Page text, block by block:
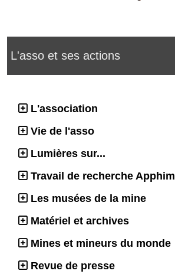
L'asso et ses actions
L'association
Vie de l'asso
Lumières sur...
Travail de recherche Apphim
Les musées de la mine
Matériel et archives
Mines et mineurs du monde
Revue de presse